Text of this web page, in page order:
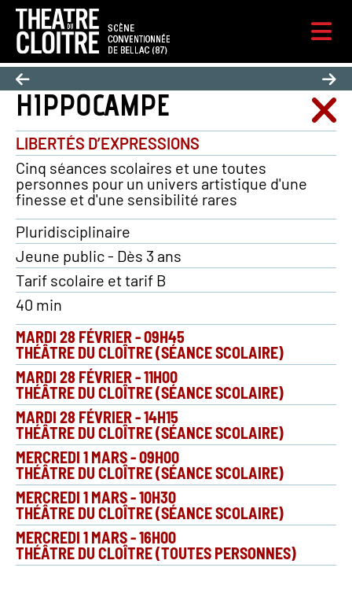
HIPPOCAMPE
LIBERTÉS D’EXPRESSIONS
Cinq séances scolaires et une toutes
personnes pour un univers artistique d'une
finesse et d'une sensibilité rares
MARDI 28 FÉVRIER-09H45
THÉÂTRE DU CLOÎTRE (SÉANCE SCOLAIRE)
MARDI 28 FÉVRIER-11H00
THÉÂTRE DU CLOÎTRE (SÉANCE SCOLAIRE)
MARDI 28 FÉVRIER-14H15
THÉÂTRE DU CLOÎTRE (SÉANCE SCOLAIRE)
MERCREDI 1 MARS-09H00
THÉÂTRE DU CLOÎTRE (SÉANCE SCOLAIRE)
MERCREDI 1 MARS-10H30
THÉÂTRE DU CLOÎTRE (SÉANCE SCOLAIRE)
MERCREDI 1 MARS-16H00
THÉÂTRE DU CLOÎTRE (TOUTES PERSONNES)
Pluridisciplinaire
Jeune public - Dès 3 ans
Tarif scolaire et tarif B
40 min